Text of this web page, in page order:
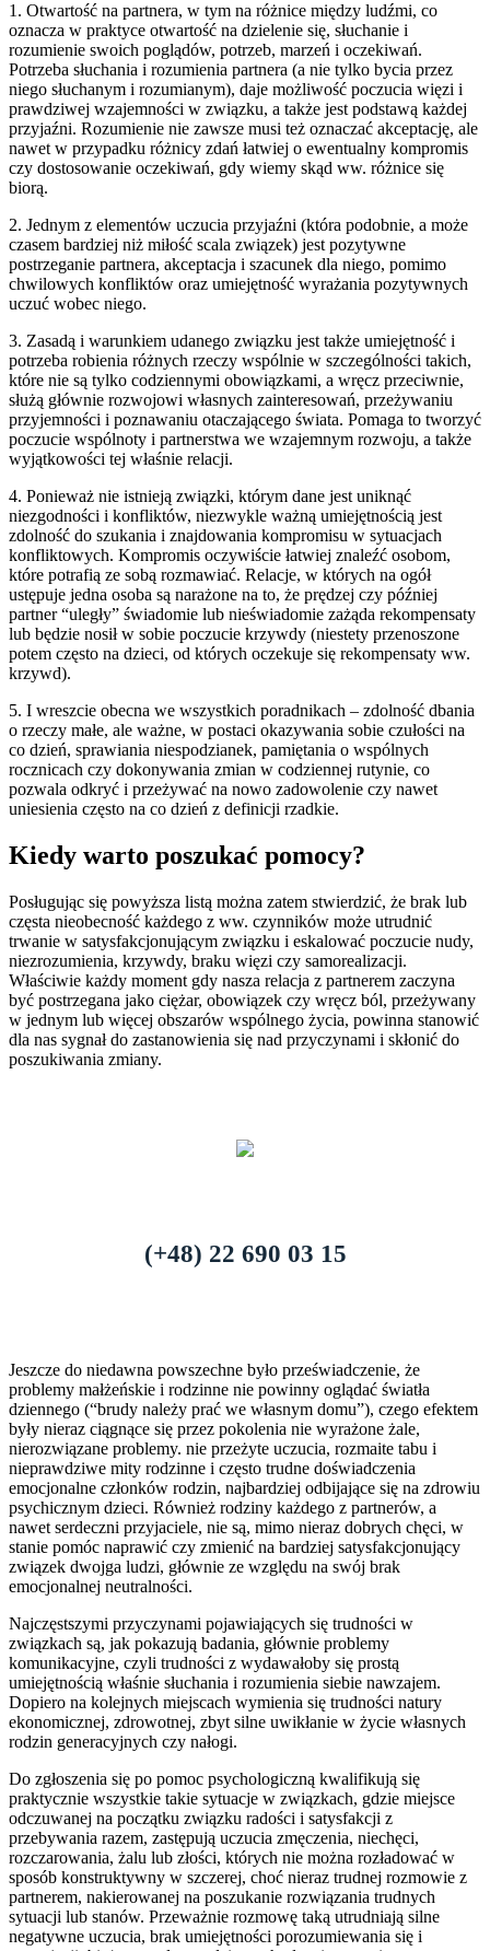
1. Otwartość na partnera, w tym na różnice między ludźmi, co
oznacza w praktyce otwartość na dzielenie się, słuchanie i
rozumienie swoich poglądów, potrzeb, marzeń i oczekiwań.
Potrzeba słuchania i rozumienia partnera (a nie tylko bycia przez
niego słuchanym i rozumianym), daje możliwość poczucia więzi i
prawdziwej wzajemności w związku, a także jest podstawą każdej
przyjaźni. Rozumienie nie zawsze musi też oznaczać akceptację, ale
nawet w przypadku różnicy zdań łatwiej o ewentualny kompromis
czy dostosowanie oczekiwań, gdy wiemy skąd ww. różnice się
biorą.
2. Jednym z elementów uczucia przyjaźni (która podobnie, a może
czasem bardziej niż miłość scala związek) jest pozytywne
postrzeganie partnera, akceptacja i szacunek dla niego, pomimo
chwilowych konfliktów oraz umiejętność wyrażania pozytywnych
uczuć wobec niego.
3. Zasadą i warunkiem udanego związku jest także umiejętność i
potrzeba robienia różnych rzeczy wspólnie w szczególności takich,
które nie są tylko codziennymi obowiązkami, a wręcz przeciwnie,
służą głównie rozwojowi własnych zainteresowań, przeżywaniu
przyjemności i poznawaniu otaczającego świata. Pomaga to tworzyć
poczucie wspólnoty i partnerstwa we wzajemnym rozwoju, a także
wyjątkowości tej właśnie relacji.
4. Ponieważ nie istnieją związki, którym dane jest uniknąć
niezgodności i konfliktów, niezwykle ważną umiejętnością jest
zdolność do szukania i znajdowania kompromisu w sytuacjach
konfliktowych. Kompromis oczywiście łatwiej znaleźć osobom,
które potrafią ze sobą rozmawiać. Relacje, w których na ogół
ustępuje jedna osoba są narażone na to, że prędzej czy później
partner “uległy” świadomie lub nieświadomie zażąda rekompensaty
lub będzie nosił w sobie poczucie krzywdy (niestety przenoszone
potem często na dzieci, od których oczekuje się rekompensaty ww.
krzywd).
5. I wreszcie obecna we wszystkich poradnikach – zdolność dbania
o rzeczy małe, ale ważne, w postaci okazywania sobie czułości na
co dzień, sprawiania niespodzianek, pamiętania o wspólnych
rocznicach czy dokonywania zmian w codziennej rutynie, co
pozwala odkryć i przeżywać na nowo zadowolenie czy nawet
uniesienia często na co dzień z definicji rzadkie.
Kiedy warto poszukać pomocy?
Posługując się powyższa listą można zatem stwierdzić, że brak lub
częsta nieobecność każdego z ww. czynników może utrudnić
trwanie w satysfakcjonującym związku i eskalować poczucie nudy,
niezrozumienia, krzywdy, braku więzi czy samorealizacji.
Właściwie każdy moment gdy nasza relacja z partnerem zaczyna
być postrzegana jako ciężar, obowiązek czy wręcz ból, przeżywany
w jednym lub więcej obszarów wspólnego życia, powinna stanowić
dla nas sygnał do zastanowienia się nad przyczynami i skłonić do
poszukiwania zmiany.
(+48) 22 690 03 15
Jeszcze do niedawna powszechne było przeświadczenie, że
problemy małżeńskie i rodzinne nie powinny oglądać światła
dziennego (“brudy należy prać we własnym domu”), czego efektem
były nieraz ciągnące się przez pokolenia nie wyrażone żale,
nierozwiązane problemy. nie przeżyte uczucia, rozmaite tabu i
nieprawdziwe mity rodzinne i często trudne doświadczenia
emocjonalne członków rodzin, najbardziej odbijające się na zdrowiu
psychicznym dzieci. Również rodziny każdego z partnerów, a
nawet serdeczni przyjaciele, nie są, mimo nieraz dobrych chęci, w
stanie pomóc naprawić czy zmienić na bardziej satysfakcjonujący
związek dwojga ludzi, głównie ze względu na swój brak
emocjonalnej neutralności.
Najczęstszymi przyczynami pojawiających się trudności w
związkach są, jak pokazują badania, głównie problemy
komunikacyjne, czyli trudności z wydawałoby się prostą
umiejętnością właśnie słuchania i rozumienia siebie nawzajem.
Dopiero na kolejnych miejscach wymienia się trudności natury
ekonomicznej, zdrowotnej, zbyt silne uwikłanie w życie własnych
rodzin generacyjnych czy nałogi.
Do zgłoszenia się po pomoc psychologiczną kwalifikują się
praktycznie wszystkie takie sytuacje w związkach, gdzie miejsce
odczuwanej na początku związku radości i satysfakcji z
przebywania razem, zastępują uczucia zmęczenia, niechęci,
rozczarowania, żalu lub złości, których nie można rozładować w
sposób konstruktywny w szczerej, choć nieraz trudnej rozmowie z
partnerem, nakierowanej na poszukanie rozwiązania trudnych
sytuacji lub stanów. Przeważnie rozmowę taką utrudniają silne
negatywne uczucia, brak umiejętności porozumiewania się i